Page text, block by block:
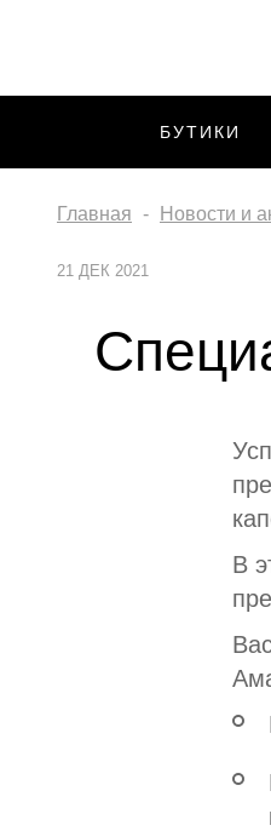
БУТИКИ
Главная Новости и
21 ДЕК 2021
В